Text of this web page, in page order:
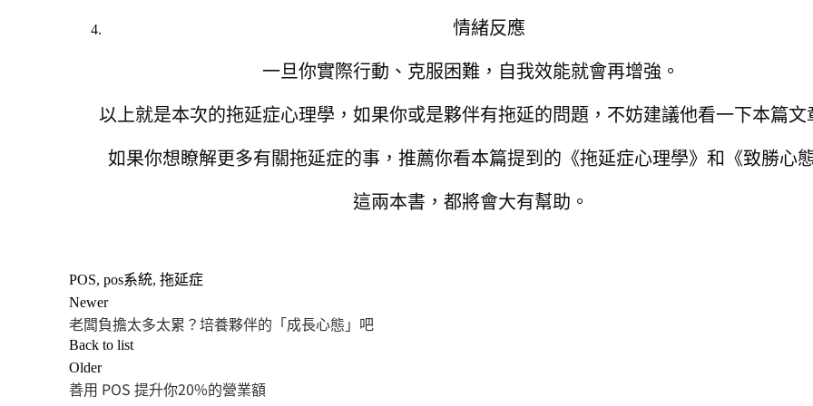
情緒反應
一旦你實際行動、克服困難，自我效能就會再增強。
以上就是本次的拖延症心理學，如果你或是夥伴有拖延的問題，不妨建議他看一下本篇文
如果你想瞭解更多有關拖延症的事，推薦你看本篇提到的《拖延症心理學》和《致勝心態
這兩本書，都將會大有幫助。
POS, pos系統, 拖延症
Newer
老闆負擔太多太累？培養夥伴的「成長心態」吧
Back to list
Older
善用 POS 提升你20%的營業額